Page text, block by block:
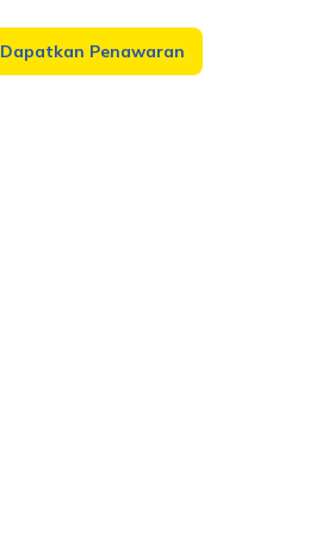
Dapatkan Penawaran